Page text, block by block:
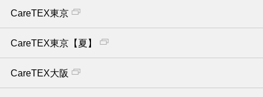
CareTEX東京
CareTEX東京【夏】
CareTEX大阪